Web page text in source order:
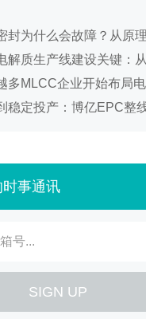
为什么会故障？从原理到维护
线建设关键：从环境控制到工艺集成的系
企业开始布局电子陶瓷整
投产：博亿EPC整线交付能力与项
事通讯
SIGN UP